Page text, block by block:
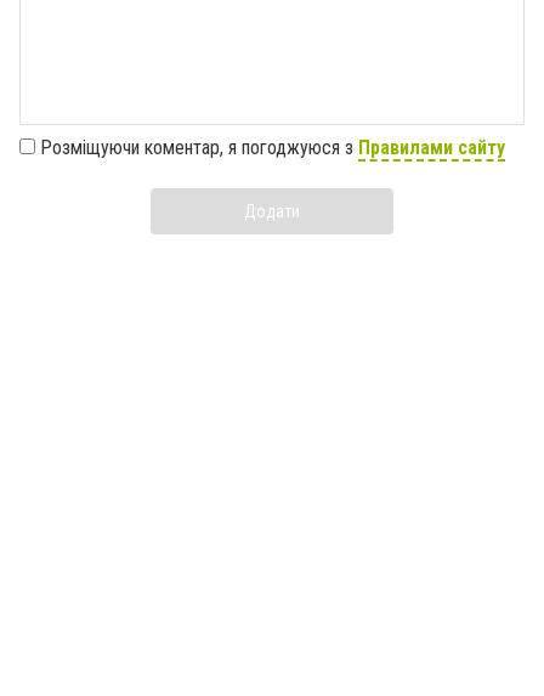
Розміщуючи коментар, я погоджуюся з Правилами сайту
Додати